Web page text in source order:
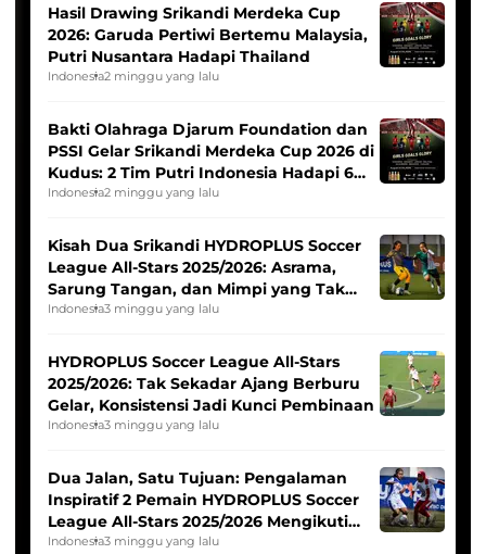
Hasil Drawing Srikandi Merdeka Cup
2026: Garuda Pertiwi Bertemu Malaysia,
Putri Nusantara Hadapi Thailand
Indonesia2 minggu yang lalu
Bakti Olahraga Djarum Foundation dan
PSSI Gelar Srikandi Merdeka Cup 2026 di
Kudus: 2 Tim Putri Indonesia Hadapi 6
Tim Asia
Indonesia2 minggu yang lalu
Kisah Dua Srikandi HYDROPLUS Soccer
League All-Stars 2025/2026: Asrama,
Sarung Tangan, dan Mimpi yang Tak
Pernah Padam
Indonesia3 minggu yang lalu
HYDROPLUS Soccer League All-Stars
2025/2026: Tak Sekadar Ajang Berburu
Gelar, Konsistensi Jadi Kunci Pembinaan
Indonesia3 minggu yang lalu
Dua Jalan, Satu Tujuan: Pengalaman
Inspiratif 2 Pemain HYDROPLUS Soccer
League All-Stars 2025/2026 Mengikuti
Seleksi Timnas Indonesia Putri
Indonesia3 minggu yang lalu